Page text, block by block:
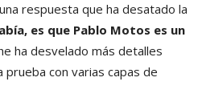
respuesta que ha desatado la
es que Pablo Motos es un
ha desvelado más detalles
prueba con varias capas de